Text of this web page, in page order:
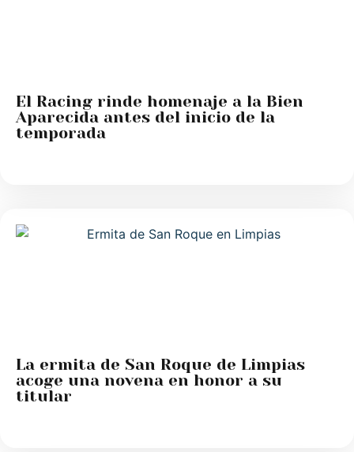
El Racing rinde homenaje a la Bien
Aparecida antes del inicio de la
temporada
La ermita de San Roque de Limpias
acoge una novena en honor a su
titular